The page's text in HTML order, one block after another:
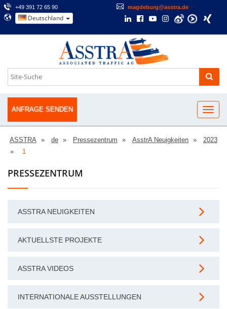
+49 391 72 65 90 magdeburg@asstra.de
Deutschland
ANFRAGE SENDEN
ASSTRA de Pressezentrum AsstrA Neuigkeiten
2023
1
PRESSEZENTRUM
ASSTRA NEUIGKEITEN
AKTUELLSTE PROJEKTE
ASSTRA VIDEOS
INTERNATIONALE AUSSTELLUNGEN